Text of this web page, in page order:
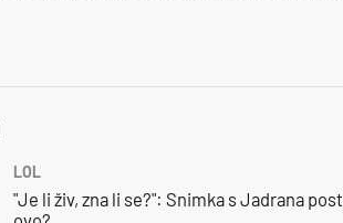
LOL
"Je li živ, zna li se?": Snimka s Jadrana